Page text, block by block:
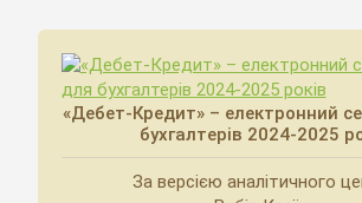
«Дебет-Кредит» – електронний
бухгалтерів 2024-2025
За версією аналітичного